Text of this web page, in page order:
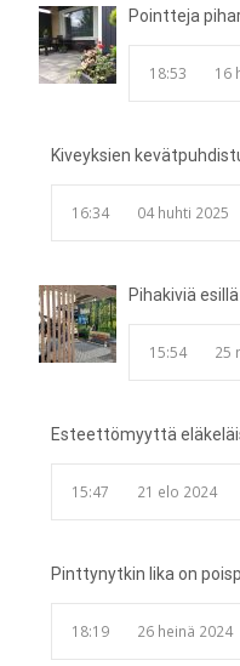
Pointteja
18:53 16
Kiveyksien
16:34 04 huhti 2025
Pihakiviä
15:54 25
Esteettömyyttä
15:47 21 elo 2024
Pinttynytkin lika on
18:19 26 heinä 2024